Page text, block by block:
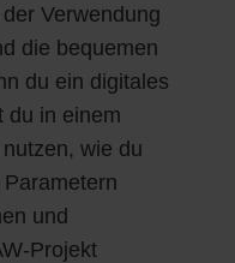
Verwendung
die bequemen
du ein digitales
du in einem
wie du
und
Projekt